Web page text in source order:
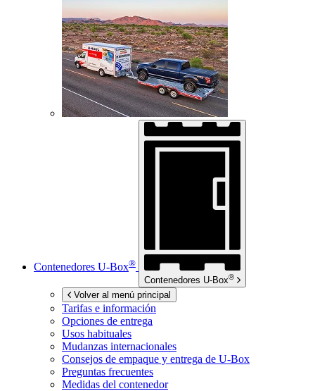
Contenedores U-Box®
Contenedores U-Box®
Volver al menú principal
Tarifas e información
Opciones de entrega
Usos habituales
Mudanzas internacionales
Consejos de empaque y entrega de U-Box
Preguntas frecuentes
Medidas del contenedor